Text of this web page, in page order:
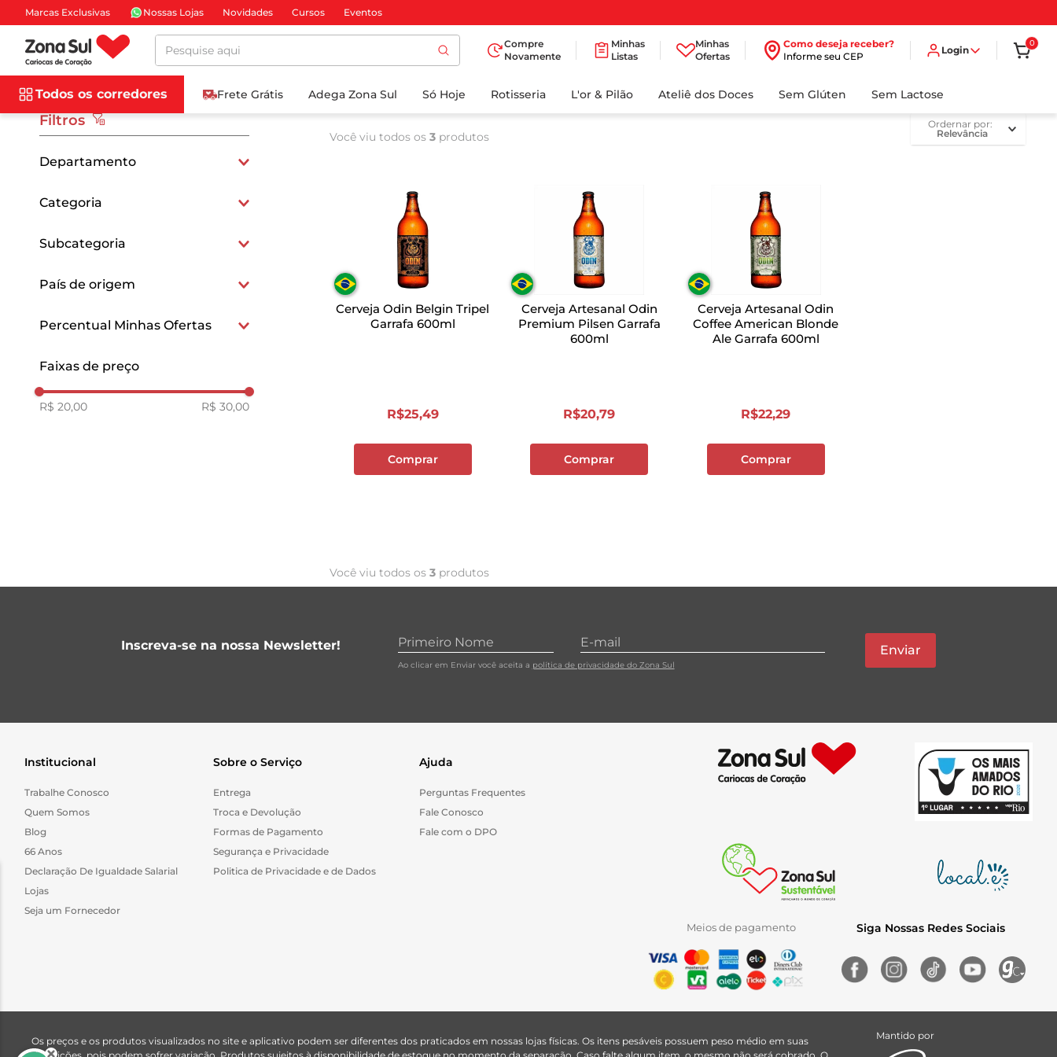
Marcas Exclusivas Nossas Lojas Novidades Cursos Eventos
Pesquise aqui
Compre
Novamente
Minhas
Listas
Minhas
Ofertas
Como deseja receber?
Informe seu CEP
Login
0
Todos os corredores Frete Grátis Adega Zona Sul Só Hoje Rotisseria L'or & Pilão Ateliê dos Doces Sem Glúten Sem Lactose
Filtros
Departamento
Categoria
Subcategoria
Cervejas Artesanais
País de origem
Percentual Minhas Ofertas
Faixas de preço
R$ 20,00 R$ 30,00
Você viu todos os3 produtos
ordernar por
Relevância
Cerveja Odin Belgin Tripel
Garrafa 600ml
R$25,49
Comprar
Cerveja Artesanal Odin
Premium Pilsen Garrafa
600ml
R$20,79
Comprar
Cerveja Artesanal Odin
Coffee American Blonde
Ale Garrafa 600ml
R$22,29
Comprar
Você viu todos os3 produtos
Inscreva-se na nossa Newsletter!
Ao clicar em Enviar você aceita a política de privacidade do Zona Sul
Enviar
Institucional
Trabalhe Conosco
Quem Somos
Blog
66 Anos
Declaração De Igualdade Salarial
Lojas
Seja um Fornecedor
Sobre o Serviço
Entrega
Troca e Devolução
Formas de Pagamento
Segurança e Privacidade
Politica de Privacidade e de Dados
Ajuda
Perguntas Frequentes
Fale Conosco
Fale com o DPO
Meios de pagamento Siga Nossas Redes Sociais
Os preços e os produtos visualizados no site e aplicativo podem ser diferentes dos praticados em nossas lojas físicas. Os itens pesáveis possuem peso médio em suas
Mantido por
BUSCADOS
leite
8º
biscoito